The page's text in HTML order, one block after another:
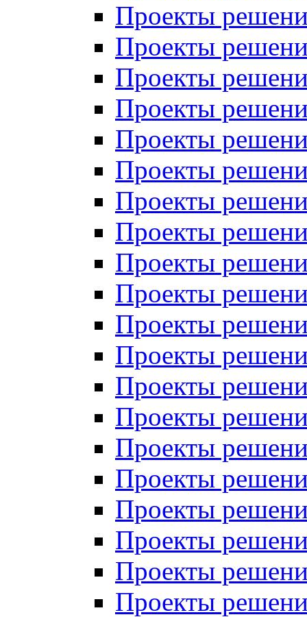
Проекты
Проекты
Проекты
Проекты
Проекты
Проекты
Проекты
Проекты
Проекты
Проекты
Проекты
Проекты
Проекты
Проекты
Проекты
Проекты
Проекты
Проекты
Проекты
Проекты